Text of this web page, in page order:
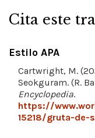
Cita este
Estilo APA
Cartwright, M.
Seokguram. (R.
Encyclopedia.
https://
15218/gruta-de-